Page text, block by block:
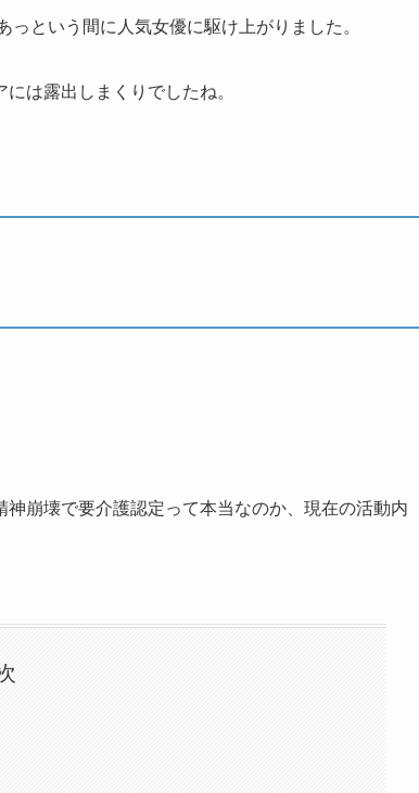
という間に人気女優に駆け上がりました。
は露出しまくりでしたね。
崩壊で要介護認定って本当なのか、現在の活動内